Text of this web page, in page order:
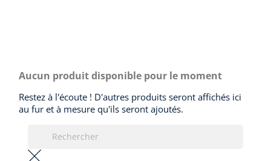
Aucun produit disponible pour le moment
Restez à l'écoute ! D'autres produits seront affichés ici
au fur et à mesure qu'ils seront ajoutés.